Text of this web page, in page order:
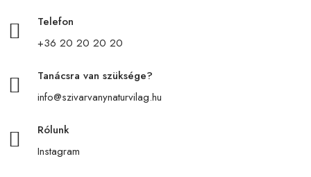
Telefon
+36 20 20 20 20
Tanácsra van szüksége?
info@szivarvanynaturvilag.hu
Rólunk
Instagram